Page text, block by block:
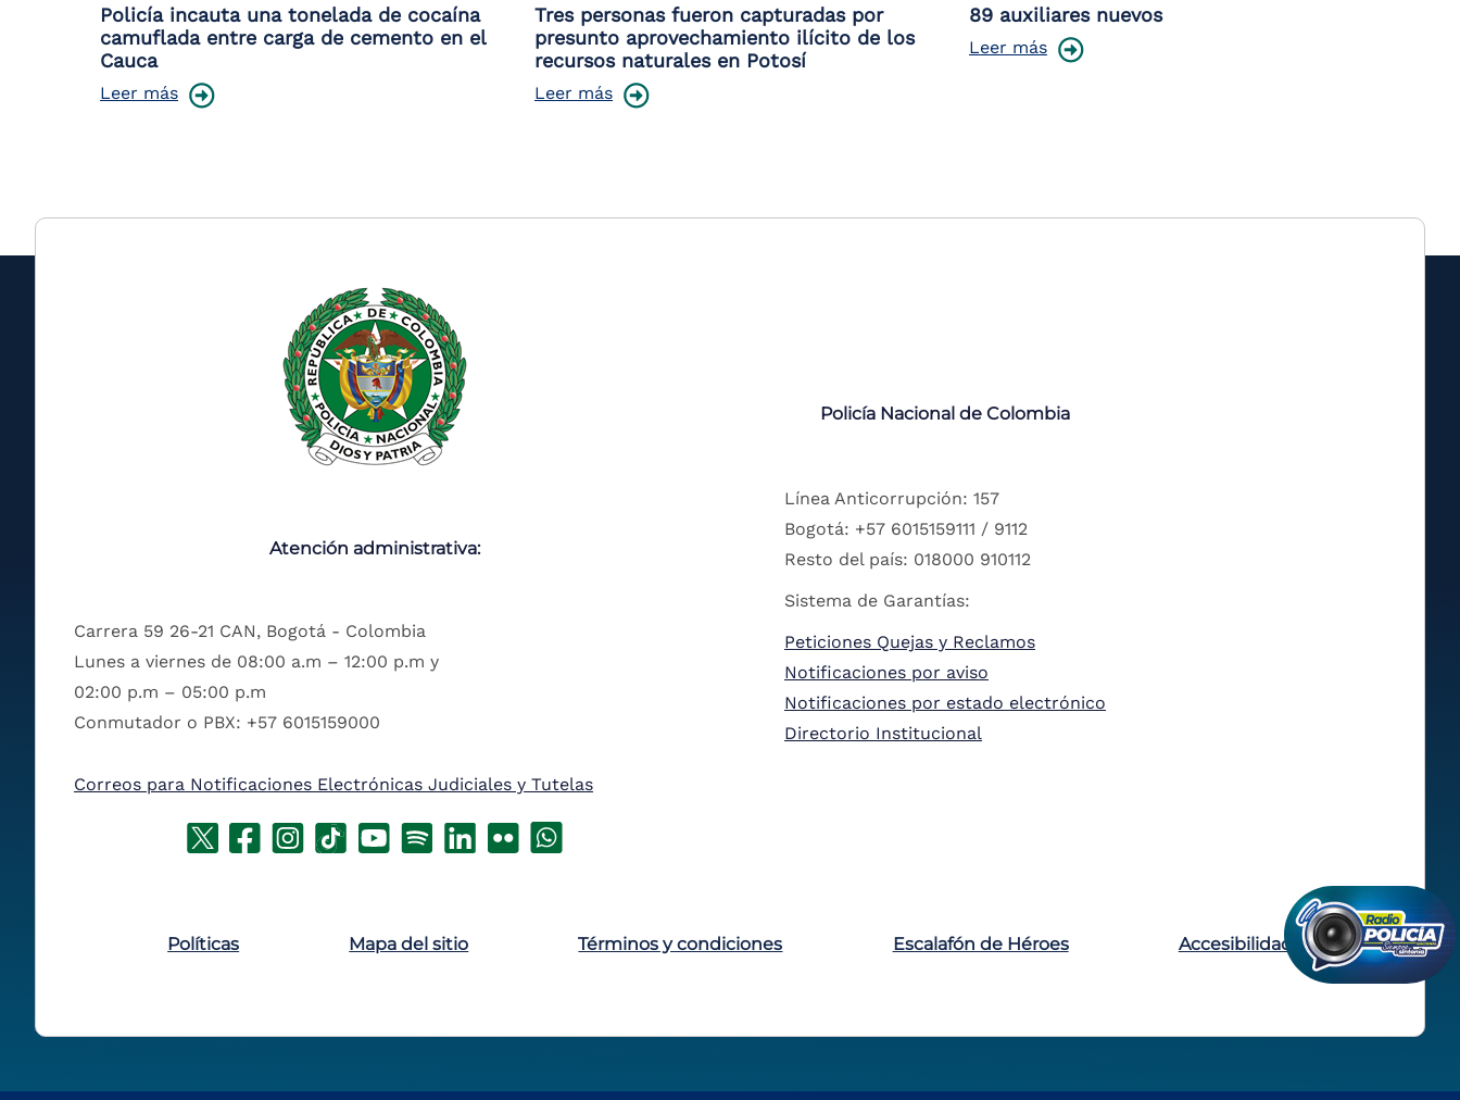
Policía incauta una tonelada de cocaína
camuflada entre carga de cemento en el
Cauca
Leer más
Tres personas fueron capturadas por
presunto aprovechamiento ilícito de los
recursos naturales en Potosí
Leer más
89 auxiliares nuevos
Leer más
Atención administrativa:
Carrera 59 26-21 CAN, Bogotá - Colombia
Lunes a viernes de 08:00 a.m – 12:00 p.m y
02:00 p.m – 05:00 p.m
Conmutador o PBX: +57 6015159000
Correos para Notificaciones Electrónicas Judiciales y Tutelas
Policía Nacional de Colombia
Línea Anticorrupción: 157
Bogotá: +57 6015159111 / 9112
Resto del país: 018000 910112
Sistema de Garantías:
Peticiones Quejas y Reclamos
Notificaciones por aviso
Notificaciones por estado electrónico
Directorio Institucional
Políticas Mapa del sitio Términos y condiciones Escalafón de Héroes Accesibilidad